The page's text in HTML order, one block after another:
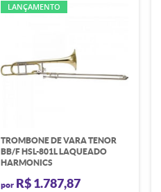
LANÇAMENTO
TROMBONE DE VARA TENOR
BB/F HSL-801L LAQUEADO
HARMONICS
por R$ 1.787,87